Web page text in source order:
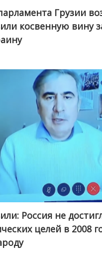
Грузии
косвенную вину
Россия не
целей в 2008